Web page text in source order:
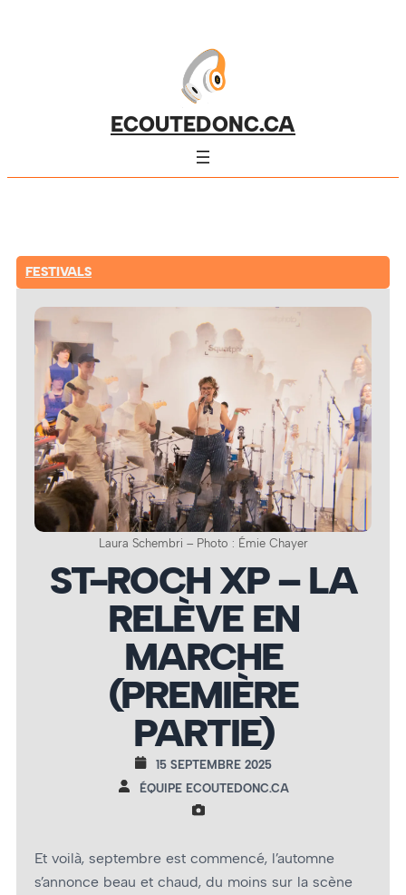
ECOUTEDONC.CA
FESTIVALS
Laura Schembri – Photo : Émie Chayer
ST-ROCH XP – LA
RELÈVE EN
MARCHE
(PREMIÈRE
PARTIE)
15 SEPTEMBRE 2025
ÉQUIPE ECOUTEDONC.CA
Et voilà, septembre est commencé, l’automne
s’annonce beau et chaud, du moins sur la scène